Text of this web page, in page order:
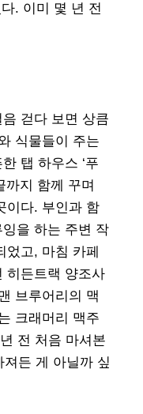
. 이미 몇 년 전
걷다 보면 상큼
식물들이 주는
탭 하우스 ‘푸
까지 함께 꾸며
이다. 부인과 함
을 하는 주변 작
었고, 마침 카페
히든트랙 양조사
브루어리의 맥
크래머리 맥주
전 처음 마셔본
든 게 아닐까 싶